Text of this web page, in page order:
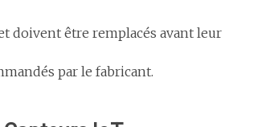
doivent être remplacés avant leur
par le fabricant.